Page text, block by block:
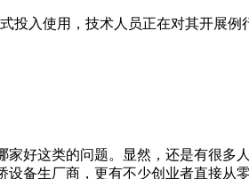
投入使用，技术人员正在对其开展
好这类的问题。显然，还是有很
备生厂商，更有不少创业者直接从